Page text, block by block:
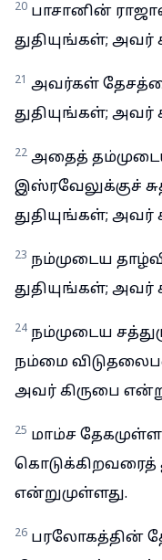
20 பாசானின்
துதியுங்கள்; அவர்
21 அவர்கள்
துதியுங்கள்; அவர்
22 அதைத்
இஸ்ரவேலுக்குச்
துதியுங்கள்; அவர்
23 நம்முடைய
துதியுங்கள்; அவர்
24 நம்முடைய
நம்மை
அவர் கிருபை
25 மாம்ச
கொடுக்கிறவரைத்
என்றுமுள்ளது.
26 பரலோகத்தின்